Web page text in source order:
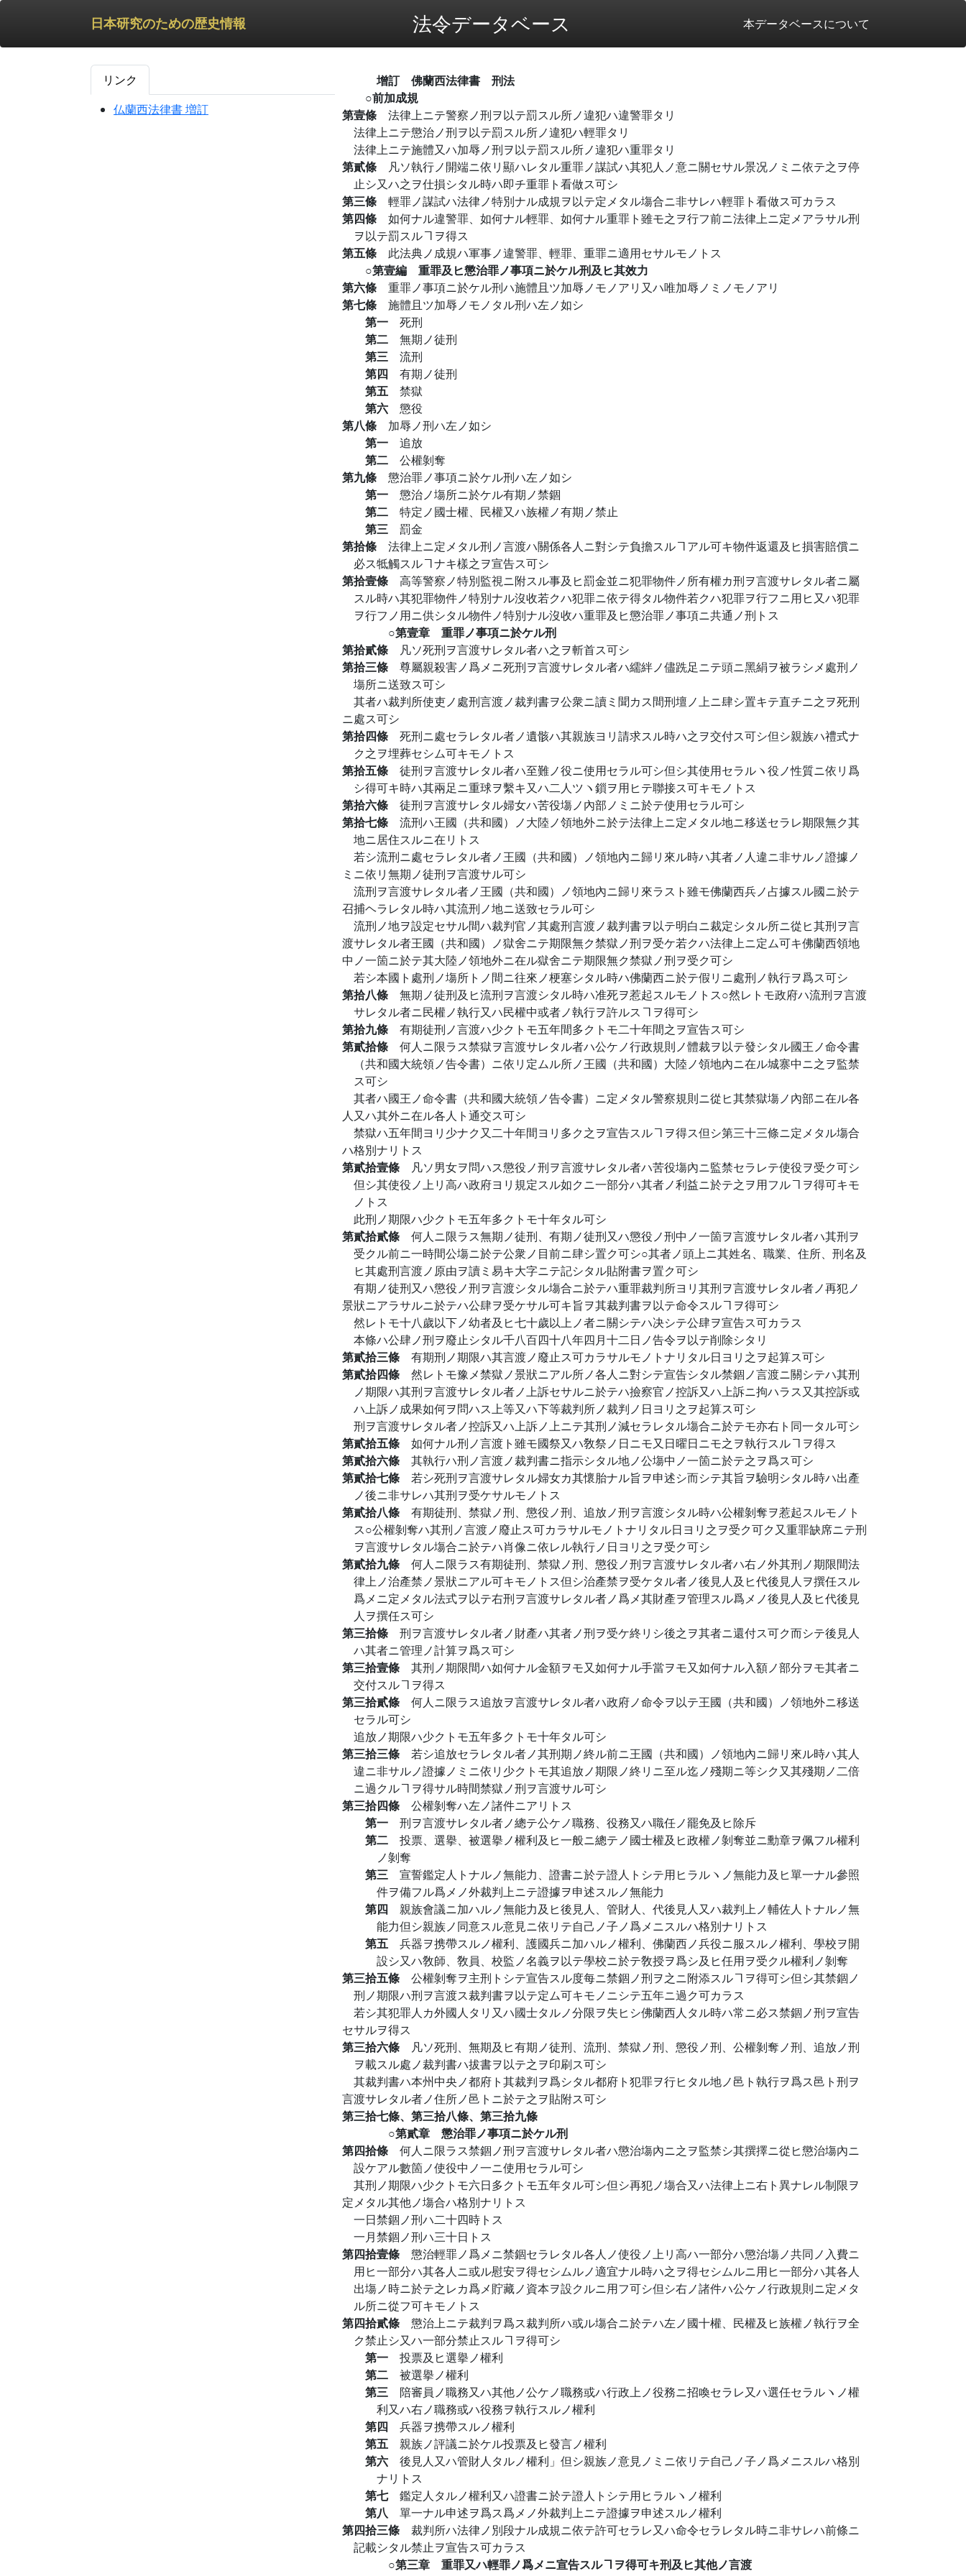
日本研究のための歴史情報 法令データベース 本データベースについて
リンク
仏蘭西法律書 増訂
增訂 佛蘭西法律書 刑法
○前加成規
第壹條 法律上ニテ警察ノ刑ヲ以テ罰スル所ノ違犯ハ違警罪タリ
法律上ニテ懲治ノ刑ヲ以テ罰スル所ノ違犯ハ輕罪タリ
法律上ニテ施體又ハ加辱ノ刑ヲ以テ罰スル所ノ違犯ハ重罪タリ
第貳條 凡ソ執行ノ開端ニ依リ顯ハレタル重罪ノ謀試ハ其犯人ノ意ニ關セサル景况ノミニ依テ之ヲ停
止シ又ハ之ヲ仕損シタル時ハ即チ重罪ト看做ス可シ
第三條 輕罪ノ謀試ハ法律ノ特別ナル成規ヲ以テ定メタル塲合ニ非サレハ輕罪ト看做ス可カラス
第四條 如何ナル違警罪、如何ナル輕罪、如何ナル重罪ト雖モ之ヲ行フ前ニ法律上ニ定メアラサル刑
ヲ以テ罰スルヿヲ得ス
第五條 此法典ノ成規ハ軍事ノ違警罪、輕罪、重罪ニ適用セサルモノトス
○第壹編 重罪及ヒ懲治罪ノ事項ニ於ケル刑及ヒ其效力
第六條 重罪ノ事項ニ於ケル刑ハ施體且ツ加辱ノモノアリ又ハ唯加辱ノミノモノアリ
第七條 施體且ツ加辱ノモノタル刑ハ左ノ如シ
第一 死刑
第二 無期ノ徒刑
第三 流刑
第四 有期ノ徒刑
第五 禁獄
第六 懲役
第八條 加辱ノ刑ハ左ノ如シ
第一 追放
第二 公權剝奪
第九條 懲治罪ノ事項ニ於ケル刑ハ左ノ如シ
第一 懲治ノ塲所ニ於ケル有期ノ禁錮
第二 特定ノ國士權、民權又ハ族權ノ有期ノ禁止
第三 罰金
第拾條 法律上ニ定メタル刑ノ言渡ハ關係各人ニ對シテ負擔スルヿアル可キ物件返還及ヒ損害賠償ニ
必ス牴觸スルヿナキ樣之ヲ宣告ス可シ
第拾壹條 高等警察ノ特別監視ニ附スル事及ヒ罰金並ニ犯罪物件ノ所有權カ刑ヲ言渡サレタル者ニ屬
スル時ハ其犯罪物件ノ特別ナル沒收若クハ犯罪ニ依テ得タル物件若クハ犯罪ヲ行フニ用ヒ又ハ犯罪
ヲ行フノ用ニ供シタル物件ノ特別ナル沒收ハ重罪及ヒ懲治罪ノ事項ニ共通ノ刑トス
○第壹章 重罪ノ事項ニ於ケル刑
第拾貳條 凡ソ死刑ヲ言渡サレタル者ハ之ヲ斬首ス可シ
第拾三條 尊屬親殺害ノ爲メニ死刑ヲ言渡サレタル者ハ繻絆ノ儘跣足ニテ頭ニ黑絹ヲ被ラシメ處刑ノ
塲所ニ送致ス可シ
其者ハ裁判所使吏ノ處刑言渡ノ裁判書ヲ公衆ニ讀ミ聞カス間刑壇ノ上ニ肆シ置キテ直チニ之ヲ死刑
ニ處ス可シ
第拾四條 死刑ニ處セラレタル者ノ遺骸ハ其親族ヨリ請求スル時ハ之ヲ交付ス可シ但シ親族ハ禮式ナ
ク之ヲ埋葬セシム可キモノトス
第拾五條 徒刑ヲ言渡サレタル者ハ至難ノ役ニ使用セラル可シ但シ其使用セラルヽ役ノ性質ニ依リ爲
シ得可キ時ハ其兩足ニ重球ヲ繫キ又ハ二人ツヽ鎻ヲ用ヒテ聯接ス可キモノトス
第拾六條 徒刑ヲ言渡サレタル婦女ハ苦役塲ノ內部ノミニ於テ使用セラル可シ
第拾七條 流刑ハ王國（共和國）ノ大陸ノ領地外ニ於テ法律上ニ定メタル地ニ移送セラレ期限無ク其
地ニ居住スルニ在リトス
若シ流刑ニ處セラレタル者ノ王國（共和國）ノ領地內ニ歸リ來ル時ハ其者ノ人違ニ非サルノ證據ノ
ミニ依リ無期ノ徒刑ヲ言渡サル可シ
流刑ヲ言渡サレタル者ノ王國（共和國）ノ領地內ニ歸リ來ラスト雖モ佛蘭西兵ノ占據スル國ニ於テ
召捕ヘラレタル時ハ其流刑ノ地ニ送致セラル可シ
流刑ノ地ヲ設定セサル間ハ裁判官ノ其處刑言渡ノ裁判書ヲ以テ明白ニ裁定シタル所ニ從ヒ其刑ヲ言
渡サレタル者王國（共和國）ノ獄舍ニテ期限無ク禁獄ノ刑ヲ受ケ若クハ法律上ニ定ム可キ佛蘭西領地
中ノ一箇ニ於テ其大陸ノ領地外ニ在ル獄舍ニテ期限無ク禁獄ノ刑ヲ受ク可シ
若シ本國ト處刑ノ塲所トノ間ニ往來ノ梗塞シタル時ハ佛蘭西ニ於テ假リニ處刑ノ執行ヲ爲ス可シ
第拾八條 無期ノ徒刑及ヒ流刑ヲ言渡シタル時ハ准死ヲ惹起スルモノトス○然レトモ政府ハ流刑ヲ言渡
サレタル者ニ民權ノ執行又ハ民權中或者ノ執行ヲ許ルスヿヲ得可シ
第拾九條 有期徒刑ノ言渡ハ少クトモ五年間多クトモ二十年間之ヲ宣告ス可シ
第貳拾條 何人ニ限ラス禁獄ヲ言渡サレタル者ハ公ケノ行政規則ノ體裁ヲ以テ發シタル國王ノ命令書
（共和國大統領ノ告令書）ニ依リ定ムル所ノ王國（共和國）大陸ノ領地內ニ在ル城寨中ニ之ヲ監禁
ス可シ
其者ハ國王ノ命令書（共和國大統領ノ告令書）ニ定メタル警察規則ニ從ヒ其禁獄塲ノ內部ニ在ル各
人又ハ其外ニ在ル各人ト通交ス可シ
禁獄ハ五年間ヨリ少ナク又二十年間ヨリ多ク之ヲ宣告スルヿヲ得ス但シ第三十三條ニ定メタル塲合
ハ格別ナリトス
第貳拾壹條 凡ソ男女ヲ問ハス懲役ノ刑ヲ言渡サレタル者ハ苦役塲內ニ監禁セラレテ使役ヲ受ク可シ
但シ其使役ノ上リ高ハ政府ヨリ規定スル如クニ一部分ハ其者ノ利益ニ於テ之ヲ用フルヿヲ得可キモ
ノトス
此刑ノ期限ハ少クトモ五年多クトモ十年タル可シ
第貳拾貳條 何人ニ限ラス無期ノ徒刑、有期ノ徒刑又ハ懲役ノ刑中ノ一箇ヲ言渡サレタル者ハ其刑ヲ
受クル前ニ一時間公塲ニ於テ公衆ノ目前ニ肆シ置ク可シ○其者ノ頭上ニ其姓名、職業、住所、刑名及
ヒ其處刑言渡ノ原由ヲ讀ミ易キ大字ニテ記シタル貼附書ヲ置ク可シ
有期ノ徒刑又ハ懲役ノ刑ヲ言渡シタル塲合ニ於テハ重罪裁判所ヨリ其刑ヲ言渡サレタル者ノ再犯ノ
景狀ニアラサルニ於テハ公肆ヲ受ケサル可キ旨ヲ其裁判書ヲ以テ命令スルヿヲ得可シ
然レトモ十八歲以下ノ幼者及ヒ七十歲以上ノ者ニ關シテハ决シテ公肆ヲ宣告ス可カラス
本條ハ公肆ノ刑ヲ廢止シタル千八百四十八年四月十二日ノ告令ヲ以テ削除シタリ
第貳拾三條 有期刑ノ期限ハ其言渡ノ廢止ス可カラサルモノトナリタル日ヨリ之ヲ起算ス可シ
第貳拾四條 然レトモ豫メ禁獄ノ景狀ニアル所ノ各人ニ對シテ宣告シタル禁錮ノ言渡ニ關シテハ其刑
ノ期限ハ其刑ヲ言渡サレタル者ノ上訴セサルニ於テハ撿察官ノ控訴又ハ上訴ニ拘ハラス又其控訴或
ハ上訴ノ成果如何ヲ問ハス上等又ハ下等裁判所ノ裁判ノ日ヨリ之ヲ起算ス可シ
刑ヲ言渡サレタル者ノ控訴又ハ上訴ノ上ニテ其刑ノ減セラレタル塲合ニ於テモ亦右ト同一タル可シ
第貳拾五條 如何ナル刑ノ言渡ト雖モ國祭又ハ敎祭ノ日ニモ又日曜日ニモ之ヲ執行スルヿヲ得ス
第貳拾六條 其執行ハ刑ノ言渡ノ裁判書ニ指示シタル地ノ公塲中ノ一箇ニ於テ之ヲ爲ス可シ
第貳拾七條 若シ死刑ヲ言渡サレタル婦女カ其懷胎ナル旨ヲ申述シ而シテ其旨ヲ驗明シタル時ハ出產
ノ後ニ非サレハ其刑ヲ受ケサルモノトス
第貳拾八條 有期徒刑、禁獄ノ刑、懲役ノ刑、追放ノ刑ヲ言渡シタル時ハ公權剝奪ヲ惹起スルモノト
ス○公權剝奪ハ其刑ノ言渡ノ廢止ス可カラサルモノトナリタル日ヨリ之ヲ受ク可ク又重罪缺席ニテ刑
ヲ言渡サレタル塲合ニ於テハ肖像ニ依レル執行ノ日ヨリ之ヲ受ク可シ
第貳拾九條 何人ニ限ラス有期徒刑、禁獄ノ刑、懲役ノ刑ヲ言渡サレタル者ハ右ノ外其刑ノ期限間法
律上ノ治產禁ノ景狀ニアル可キモノトス但シ治產禁ヲ受ケタル者ノ後見人及ヒ代後見人ヲ撰任スル
爲メニ定メタル法式ヲ以テ右刑ヲ言渡サレタル者ノ爲メ其財產ヲ管理スル爲メノ後見人及ヒ代後見
人ヲ撰任ス可シ
第三拾條 刑ヲ言渡サレタル者ノ財產ハ其者ノ刑ヲ受ケ終リシ後之ヲ其者ニ還付ス可ク而シテ後見人
ハ其者ニ管理ノ計算ヲ爲ス可シ
第三拾壹條 其刑ノ期限間ハ如何ナル金額ヲモ又如何ナル手當ヲモ又如何ナル入額ノ部分ヲモ其者ニ
交付スルヿヲ得ス
第三拾貳條 何人ニ限ラス追放ヲ言渡サレタル者ハ政府ノ命令ヲ以テ王國（共和國）ノ領地外ニ移送
セラル可シ
追放ノ期限ハ少クトモ五年多クトモ十年タル可シ
第三拾三條 若シ追放セラレタル者ノ其刑期ノ終ル前ニ王國（共和國）ノ領地內ニ歸リ來ル時ハ其人
違ニ非サルノ證據ノミニ依リ少クトモ其追放ノ期限ノ終リニ至ル迄ノ殘期ニ等シク又其殘期ノ二倍
ニ過クルヿヲ得サル時間禁獄ノ刑ヲ言渡サル可シ
第三拾四條 公權剝奪ハ左ノ諸件ニアリトス
第一 刑ヲ言渡サレタル者ノ總テ公ケノ職務、役務又ハ職任ノ罷免及ヒ除斥
第二 投票、選擧、被選擧ノ權利及ヒ一般ニ總テノ國士權及ヒ政權ノ剝奪並ニ勳章ヲ佩フル權利
ノ剝奪
第三 宣誓鑑定人トナルノ無能力、證書ニ於テ證人トシテ用ヒラルヽノ無能力及ヒ單一ナル參照
件ヲ備フル爲メノ外裁判上ニテ證據ヲ申述スルノ無能力
第四 親族會議ニ加ハルノ無能力及ヒ後見人、管財人、代後見人又ハ裁判上ノ輔佐人トナルノ無
能力但シ親族ノ同意スル意見ニ依リテ自己ノ子ノ爲メニスルハ格別ナリトス
第五 兵器ヲ携帶スルノ權利、護國兵ニ加ハルノ權利、佛蘭西ノ兵役ニ服スルノ權利、學校ヲ開
設シ又ハ敎師、敎員、校監ノ名義ヲ以テ學校ニ於テ敎授ヲ爲シ及ヒ任用ヲ受クル權利ノ剝奪
第三拾五條 公權剝奪ヲ主刑トシテ宣告スル度每ニ禁錮ノ刑ヲ之ニ附添スルヿヲ得可シ但シ其禁錮ノ
刑ノ期限ハ刑ヲ言渡ス裁判書ヲ以テ定ム可キモノニシテ五年ニ過ク可カラス
若シ其犯罪人カ外國人タリ又ハ國士タルノ分限ヲ失ヒシ佛蘭西人タル時ハ常ニ必ス禁錮ノ刑ヲ宣告
セサルヲ得ス
第三拾六條 凡ソ死刑、無期及ヒ有期ノ徒刑、流刑、禁獄ノ刑、懲役ノ刑、公權剝奪ノ刑、追放ノ刑
ヲ載スル處ノ裁判書ハ拔書ヲ以テ之ヲ印刷ス可シ
其裁判書ハ本州中央ノ都府ト其裁判ヲ爲シタル都府ト犯罪ヲ行ヒタル地ノ邑ト執行ヲ爲ス邑ト刑ヲ
言渡サレタル者ノ住所ノ邑トニ於テ之ヲ貼附ス可シ
第三拾七條、第三拾八條、第三拾九條
○第貳章 懲治罪ノ事項ニ於ケル刑
第四拾條 何人ニ限ラス禁錮ノ刑ヲ言渡サレタル者ハ懲治塲內ニ之ヲ監禁シ其撰擇ニ從ヒ懲治塲內ニ
設ケアル數箇ノ使役中ノ一ニ使用セラル可シ
其刑ノ期限ハ少クトモ六日多クトモ五年タル可シ但シ再犯ノ塲合又ハ法律上ニ右ト異ナレル制限ヲ
定メタル其他ノ塲合ハ格別ナリトス
一日禁錮ノ刑ハ二十四時トス
一月禁錮ノ刑ハ三十日トス
第四拾壹條 懲治輕罪ノ爲メニ禁錮セラレタル各人ノ使役ノ上リ高ハ一部分ハ懲治塲ノ共同ノ入費ニ
用ヒ一部分ハ其各人ニ或ル慰安ヲ得セシムルノ適宜ナル時ハ之ヲ得セシムルニ用ヒ一部分ハ其各人
出塲ノ時ニ於テ之レカ爲メ貯藏ノ資本ヲ設クルニ用フ可シ但シ右ノ諸件ハ公ケノ行政規則ニ定メタ
ル所ニ從フ可キモノトス
第四拾貳條 懲治上ニテ裁判ヲ爲ス裁判所ハ或ル塲合ニ於テハ左ノ國十權、民權及ヒ族權ノ執行ヲ全
ク禁止シ又ハ一部分禁止スルヿヲ得可シ
第一 投票及ヒ選擧ノ權利
第二 被選擧ノ權利
第三 陪審員ノ職務又ハ其他ノ公ケノ職務或ハ行政上ノ役務ニ招喚セラレ又ハ選任セラルヽノ權
利又ハ右ノ職務或ハ役務ヲ執行スルノ權利
第四 兵器ヲ携帶スルノ權利
第五 親族ノ評議ニ於ケル投票及ヒ發言ノ權利
第六 後見人又ハ管財人タルノ權利」但シ親族ノ意見ノミニ依リテ自己ノ子ノ爲メニスルハ格別
ナリトス
第七 鑑定人タルノ權利又ハ證書ニ於テ證人トシテ用ヒラルヽノ權利
第八 單一ナル申述ヲ爲ス爲メノ外裁判上ニテ證據ヲ申述スルノ權利
第四拾三條 裁判所ハ法律ノ別段ナル成規ニ依テ許可セラレ又ハ命令セラレタル時ニ非サレハ前條ニ
記載シタル禁止ヲ宣告ス可カラス
○第三章 重罪又ハ輕罪ノ爲メニ宣告スルヿヲ得可キ刑及ヒ其他ノ言渡